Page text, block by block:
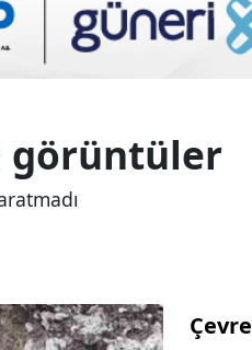
görüntüler
Çevre